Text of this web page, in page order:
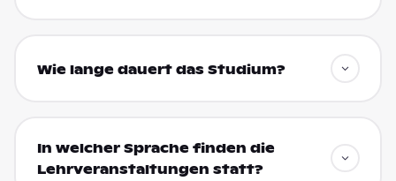
Wie lange dauert das Studium?
In welcher Sprache finden die
Lehrveranstaltungen statt?